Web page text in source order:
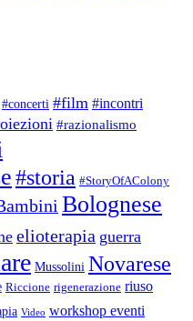
#concerti #film #incontri
#razionalismo
#storia #StoryOfAColony
Bolognese
elioterapia guerra
Mussolini Novarese
Riccione rigenerazione riuso
Video workshop eventi